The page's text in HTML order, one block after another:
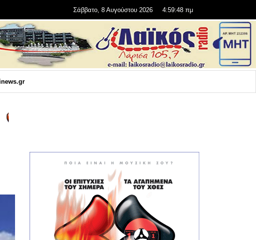
Σάββατο, 8 Αυγούστου 2026 4:59:48 πμ